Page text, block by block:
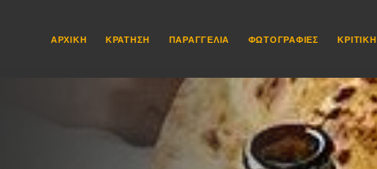
ΑΡΧΙΚΉ ΚΡΆΤΗΣΗ ΠΑΡΑΓΓΕΛΊΑ ΦΩΤΟΓΡΑΦΊΕΣ ΚΡΙΤΙΚΉ